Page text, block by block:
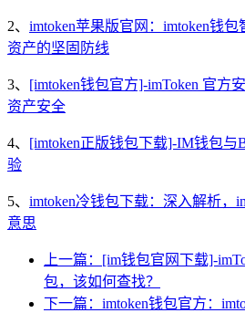
2、 imtoken苹果版官网：imtoken钱
资产的坚固防线
3、 [imtoken钱包官方]-imToken 官方
资产安全
4、 [imtoken正版钱包下载]-IM钱包
验
5、 imtoken冷钱包下载：深入解析，
意思
上一篇：[im钱包官网下载]-
包，该如何查找？
下一篇：imtoken钱包官方：